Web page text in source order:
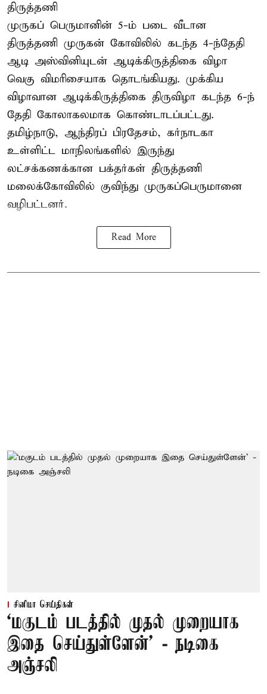
திருத்தணி
முருகப் பெருமானின் 5-ம் படை வீடான
திருத்தணி முருகன் கோவிலில் கடந்த 4-ந்தேதி
ஆடி அஸ்வினியுடன் ஆடிக்கிருத்திகை விழா
வெகு விமரிசையாக தொடங்கியது. முக்கிய
விழாவான ஆடிக்கிருத்திகை திருவிழா கடந்த 6-ந்
தேதி கோலாகலமாக கொண்டாடப்பட்டது.
தமிழ்நாடு, ஆந்திரப் பிரதேசம், கர்நாடகா
உள்ளிட்ட மாநிலங்களில் இருந்து
லட்சக்கணக்கான பக்தர்கள் திருத்தணி
மலைக்கோவிலில் குவிந்து முருகப்பெருமானை
வழிபட்டனர்.
Read More
சினிமா செய்திகள்
‘மகுடம் படத்தில் முதல் முறையாக
இதை செய்துள்ளேன்’ - நடிகை
அஞ்சலி